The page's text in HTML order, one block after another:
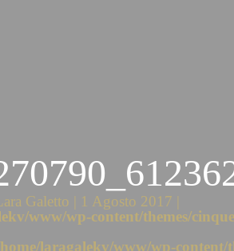
Galetto | 1 Agosto 2017 |
www/wp-content/themes/
laragalekv/www/wp-content/